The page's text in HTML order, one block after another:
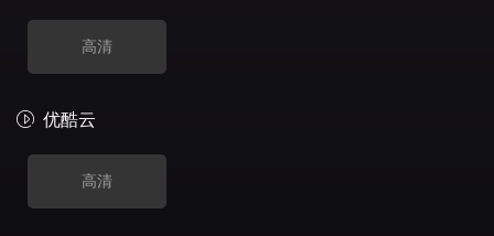
高清
优酷云
高清